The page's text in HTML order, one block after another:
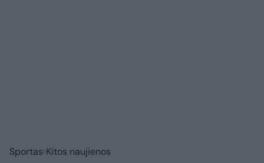
Sportas Kitos naujienos